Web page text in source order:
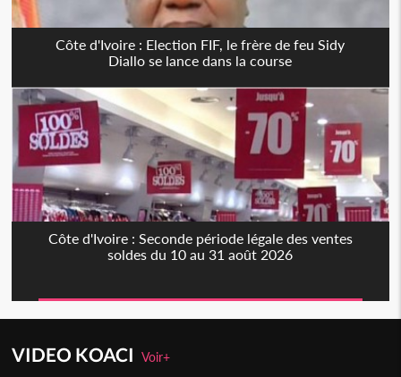
Côte d'Ivoire : Election FIF, le frère de feu Sidy
Diallo se lance dans la course
Côte d'Ivoire : Seconde période légale des ventes
soldes du 10 au 31 août 2026
VIDEO KOACIVoir+